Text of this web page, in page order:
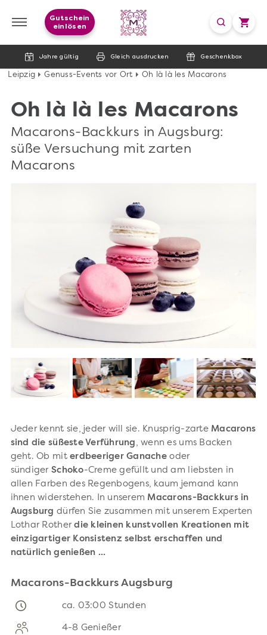
Jahre gültig Gleich ausdrucken Geschenkbox
Gutschein
einlösen
Leipzig Genuss-Events vor Ort Oh là là les Macarons
Oh là là les Macarons
Macarons-Backkurs in Augsburg:
süße Versuchung mit zarten
Macarons
Jeder kennt sie, jeder will sie. Knusprig-zarte Macarons
sind die süßeste Verführung , wenn es ums Backen
geht. Ob miterdbeeriger Ganacheoder
sündiger Schoko-Creme gefüllt und am liebsten in
allen Farben des Regenbogens, kaum jemand kann
ihnen widerstehen. In unserem Macarons-Backkurs in
Augsburg dürfen Sie zusammen mit unserem Experten
Lothar Rother die kleinen kunstvollen Kreationen mit
einzigartiger Konsistenz selbst erschaffen und
natürlich genießen ...
Macarons-Backkurs Augsburg
ca. 03:00 Stunden
4-8 Genießer